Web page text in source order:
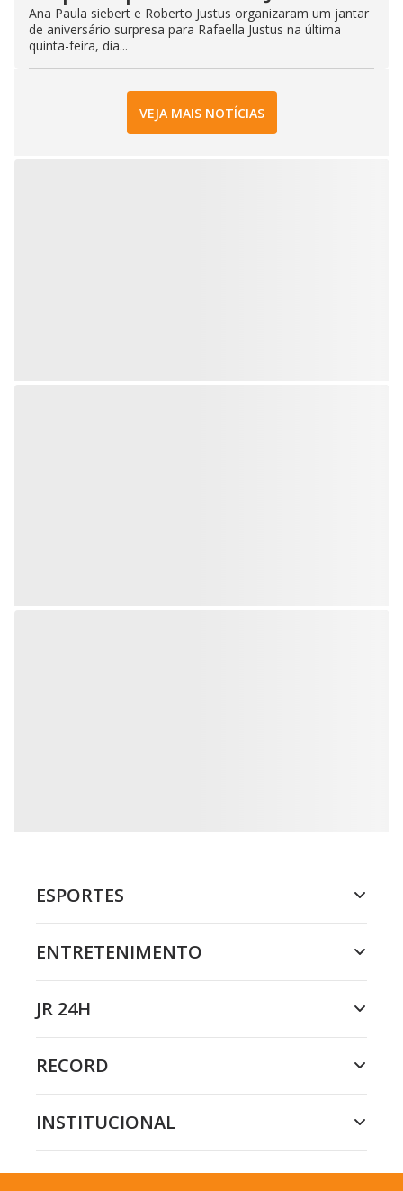
Ana Paula siebert e Roberto Justus organizaram um jantar
de aniversário surpresa para Rafaella Justus na última
quinta-feira, dia...
VEJA MAIS NOTÍCIAS
ESPORTES
ENTRETENIMENTO
JR 24H
RECORD
INSTITUCIONAL